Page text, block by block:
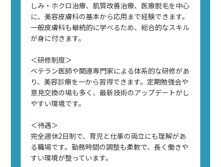
しみ・ホクロ治療、肌質改善治療、医療脱毛を中心
に、美容皮膚科の基本から応用まで経験できます。
一般皮膚科も継続的に学べるため、総合的なスキル
が身に付きます。
＜研修制度＞
ベテラン医師や関連専門家による体系的な研修があ
り、美容診療を一から習得できます。定期勉強会や
意見交換の場も多く、最新技術のアップデートがし
やすい環境です。
＜待遇＞
完全週休2日制で、育児と仕事の両立にも理解があ
る職場です。勤務時間の調整も柔軟で、長く働きや
すい環境が整っています。